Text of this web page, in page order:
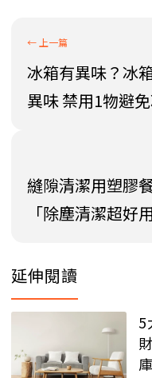
冰箱有異味？冰
異味 禁用1物避
縫隙清潔用塑膠
「除塵清潔超好
延伸閱讀
5